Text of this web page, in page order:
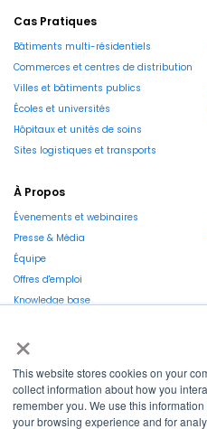
×
This website stores cookies on your
collect information about how you
remember you. We use this
your browsing experience and for
Cas Pratiques
Bâtiments multi-résidentiels
Commerces et centres de distribution
Villes et bâtiments publics
Écoles et universités
Hôpitaux et unités de soins
Sites logistiques et transports
À Propos
Évenements et webinaires
Presse & Média
Équipe
Offres d'emploi
Knowledge base